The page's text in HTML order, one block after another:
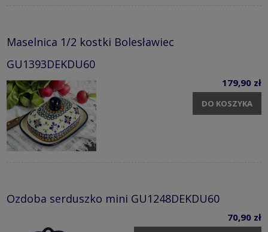
Maselnica 1/2 kostki Bolesławiec
GU1393DEKDU60
179,90 zł
DO KOSZYKA
Ozdoba serduszko mini GU1248DEKDU60
70,90 zł